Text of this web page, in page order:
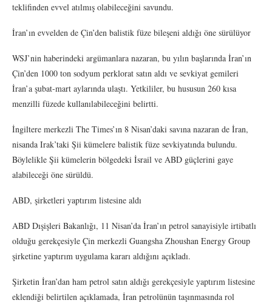
teklifinden evvel atılmış olabileceğini savundu.
İran’ın evvelden de Çin’den balistik füze bileşeni aldığı öne sürülüyor
WSJ’nin haberindeki argümanlara nazaran, bu yılın başlarında İran’ın
Çin’den 1000 ton sodyum perklorat satın aldı ve sevkiyat gemileri
İran’a şubat-mart aylarında ulaştı. Yetkililer, bu hususun 260 kısa
menzilli füzede kullanılabileceğini belirtti.
İngiltere merkezli The Times’ın 8 Nisan’daki savına nazaran de İran,
nisanda Irak’taki Şii kümelere balistik füze sevkiyatında bulundu.
Böylelikle Şii kümelerin bölgedeki İsrail ve ABD güçlerini gaye
alabileceği öne sürüldü.
ABD, şirketleri yaptırım listesine aldı
ABD Dışişleri Bakanlığı, 11 Nisan’da İran’ın petrol sanayisiyle irtibatlı
olduğu gerekçesiyle Çin merkezli Guangsha Zhoushan Energy Group
şirketine yaptırım uygulama kararı aldığını açıkladı.
Şirketin İran’dan ham petrol satın aldığı gerekçesiyle yaptırım listesine
eklendiği belirtilen açıklamada, İran petrolünün taşınmasında rol